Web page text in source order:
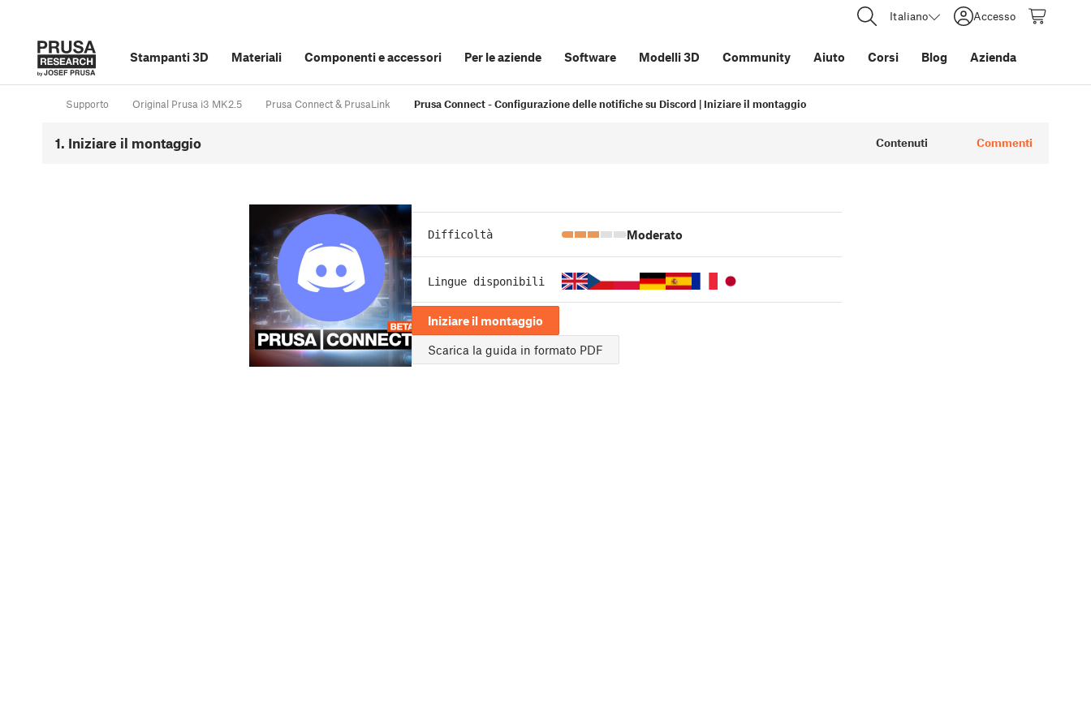
Italiano Accesso
Stampanti 3D Materiali Componenti e accessori Per le aziende Software Modelli 3D Community Aiuto Corsi Blog Azienda
Supporto Original Prusa i3 MK2.5 Prusa Connect & PrusaLink Prusa Connect - Configurazione delle notifiche su Discord | Iniziare il montaggio
1. Iniziare il montaggio Contenuti Commenti
Difficoltà Moderato
Lingue disponibili
Iniziare il montaggio
Scarica la guida in formato PDF